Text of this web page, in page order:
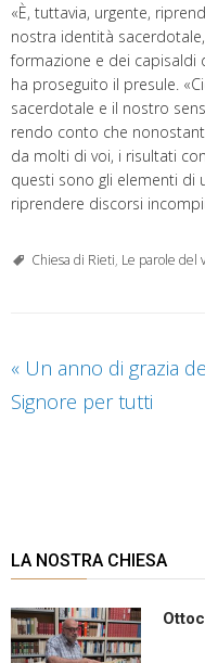
«È, tuttavia, urgente,
nostra identità
formazione e dei capisaldi
ha proseguito il presule.
sacerdotale e il nostro
rendo conto che
da molti di voi, i risultati
questi sono gli elementi di
riprendere discorsi
Chiesa di Rieti, Le parole del
« Un anno di grazia
Signore per tutti
LA NOSTRA CHIESA